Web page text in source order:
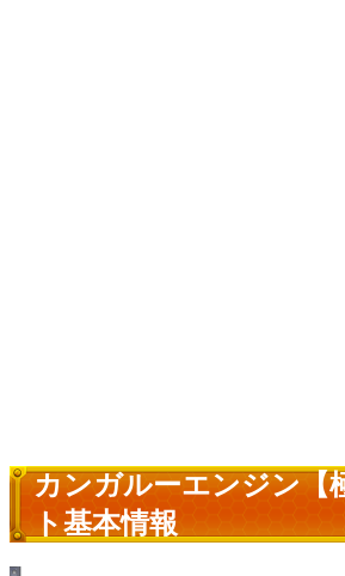
カンガルーエンジン【
ト基本情報